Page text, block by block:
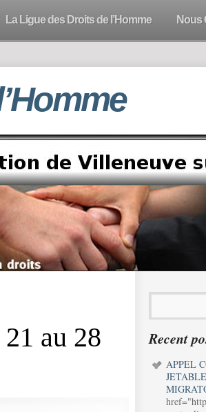
La Ligue des Droits de l’Homme Nous
au 28
Recent
APPEL